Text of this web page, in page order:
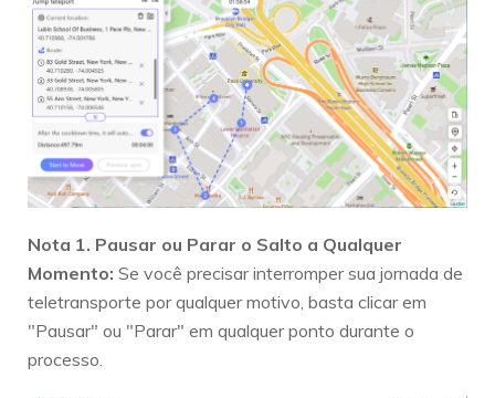
Nota 1. Pausar ou Parar o Salto a Qualquer
Momento: Se você precisar interromper sua jornada de
teletransporte por qualquer motivo, basta clicar em
"Pausar" ou "Parar" em qualquer ponto durante o
processo.